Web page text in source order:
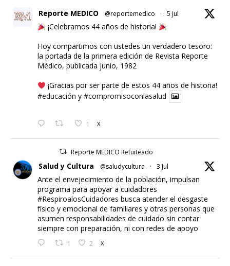
Reporte MEDICO @reportemedico · 5 Jul
¡Celebramos 44 años de historia!
Hoy compartimos con ustedes un verdadero tesoro:
la portada de la primera edición de Revista Reporte
Médico, publicada junio, 1982
¡Gracias por ser parte de estos 44 años de historia!
#educación y #compromisoconlasalud
1 X
Reporte MEDICO Retuiteado
Salud y Cultura @saludycultura · 3 Jul
Ante el envejecimiento de la población, impulsan
programa para apoyar a cuidadores
#RespiroalosCuidadores busca atender el desgaste
físico y emocional de familiares y otras personas que
asumen responsabilidades de cuidado sin contar
siempre con preparación, ni con redes de apoyo
1 2 X